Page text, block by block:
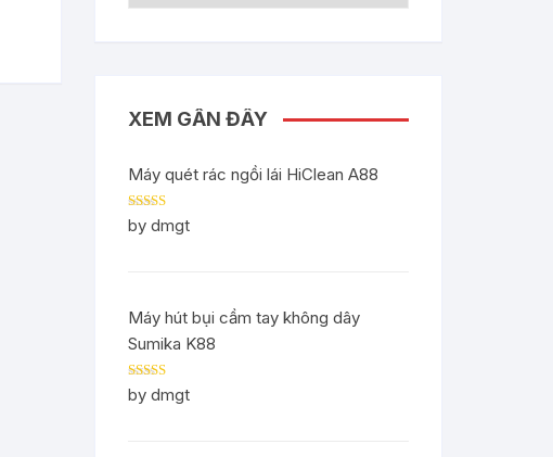
XEM GẦN ĐÂY
Máy quét rác ngồi lái HiClean A88
Rated5out
of 5
by dmgt
Máy hút bụi cầm tay không dây
Sumika K88
Rated5out
of 5
by dmgt